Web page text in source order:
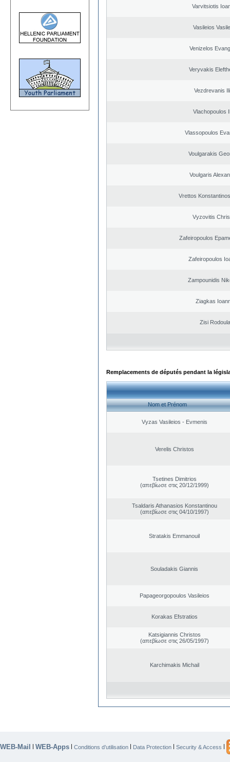
Varvitsiotis
Vasileios
Venizelos
Veryvakis
Vezdrevanis
Vlachopoulos
Vlassopoulos
Voulgarakis
Voulgaris
Vrettos
Vyzovitis
Zafeiropoulos
Zafeiropoulos
Zampounidis
Ziagkas
Zisi Rodoula
Remplacements de députés pendant la
Nom et Prénom
Vyzas Vasileios - Evmenis
Verelis Christos
Tsetines Dimitrios
(απεβίωσε στις 20/12/1999)
Tsaldaris Athanasios Konstantinou
(απεβίωσε στις 04/10/1997)
Stratakis Emmanouil
Souladakis Giannis
Papageorgopoulos Vasileios
Korakas Efstratios
Katsigiannis Christos
(απεβίωσε στις 26/05/1997)
Karchimakis Michail
WEB-Mail | WEB-Apps | Conditions d’utilisation | Data Protection | Security & Access |